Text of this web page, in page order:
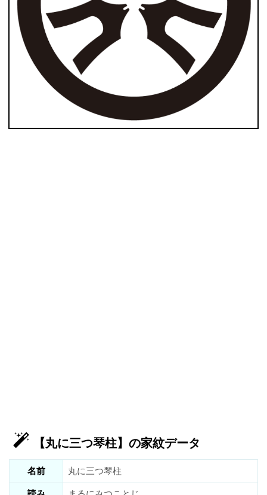
【丸に三つ琴柱】の家紋データ
名前
丸に三つ琴柱